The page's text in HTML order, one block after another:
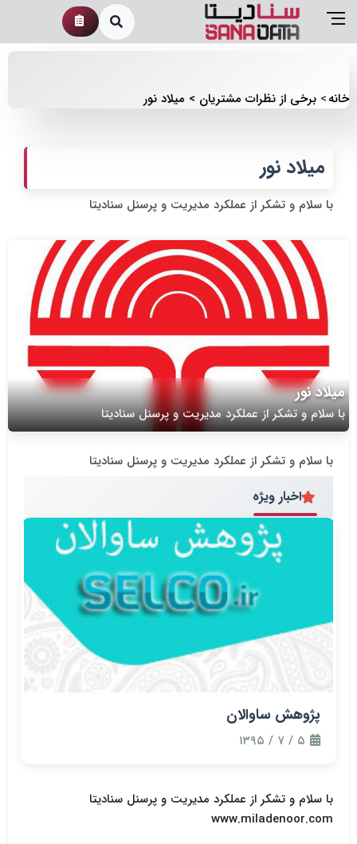
خانه برخی از نظرات مشتریان میلاد نور
میلاد نور
با سلام و تشکر از عملکرد مدیریت و پرسنل سنادیتا
میلاد نور
با سلام و تشکر از عملکرد مدیریت و پرسنل سنادیتا
با سلام و تشکر از عملکرد مدیریت و پرسنل سنادیتا
اخبار ویژه
پژوهش ساوالان
با سلام و تشکر از عملکرد مدیریت و پرسنل سنادیتا
www.miladenoor.com